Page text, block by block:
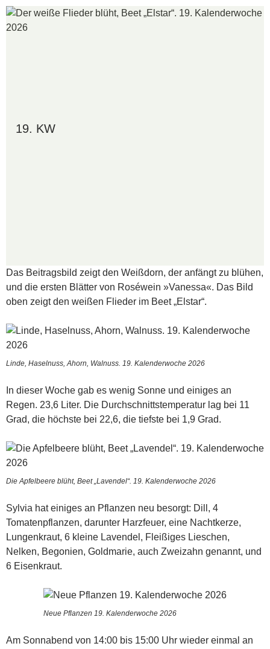
19. KW
Das Beitragsbild zeigt den Weißdorn, der anfängt zu blühen,
und die ersten Blätter von Roséwein »Vanessa«. Das Bild
oben zeigt den weißen Flieder im Beet „Elstar“.
Linde, Haselnuss, Ahorn, Walnuss. 19. Kalenderwoche 2026
In dieser Woche gab es wenig Sonne und einiges an
Regen. 23,6 Liter. Die Durchschnittstemperatur lag bei 11
Grad, die höchste bei 22,6, die tiefste bei 1,9 Grad.
Die Apfelbeere blüht, Beet „Lavendel“. 19. Kalenderwoche 2026
Sylvia hat einiges an Pflanzen neu besorgt: Dill, 4
Tomatenpflanzen, darunter Harzfeuer, eine Nachtkerze,
Lungenkraut, 6 kleine Lavendel, Fleißiges Lieschen,
Nelken, Begonien, Goldmarie, auch Zweizahn genannt, und
6 Eisenkraut.
Neue Pflanzen 19. Kalenderwoche 2026
Am Sonnabend von 14:00 bis 15:00 Uhr wieder einmal an